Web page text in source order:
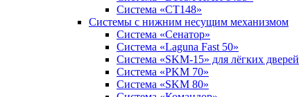
Система «СТ148»
Системы с нижним несущим механизмом
Система «Сенатор»
Система «Laguna Fast 50»
Система «SKM-15» для лёгких дверей
Система «PKM 70»
Система «SKM 80»